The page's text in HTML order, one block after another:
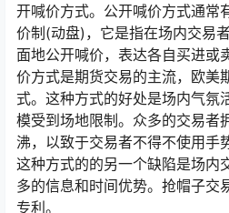
开喊价方式。公开喊价方式通常
价制(动盘)，它是指在场内交易
面地公开喊价，表达各自买进或
价方式是期货交易的主流，欧美
式。这种方式的好处是场内气氛
模受到场地限制。众多的交易者
沸，以致于交易者不得不使用手
这种方式的的另一个缺陷是场内
多的信息和时间优势。抢帽子交
专利。